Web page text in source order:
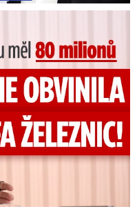
exšéfa železnic!